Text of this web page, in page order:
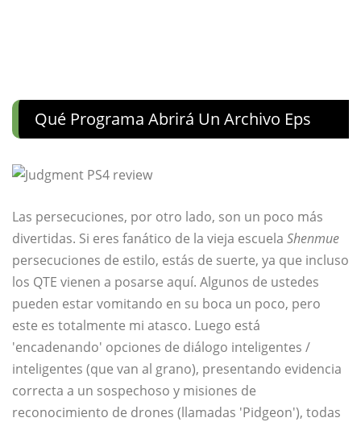
Qué Programa Abrirá Un Archivo Eps
Las persecuciones, por otro lado, son un poco más
divertidas. Si eres fanático de la vieja escuela Shenmue
persecuciones de estilo, estás de suerte, ya que incluso
los QTE vienen a posarse aquí. Algunos de ustedes
pueden estar vomitando en su boca un poco, pero
este es totalmente mi atasco. Luego está
'encadenando' opciones de diálogo inteligentes /
inteligentes (que van al grano), presentando evidencia
correcta a un sospechoso y misiones de
reconocimiento de drones (llamadas 'Pidgeon'), todas